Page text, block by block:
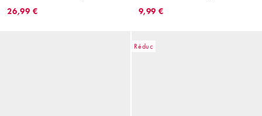
26,99 €
brassière intégrée à
9,99 €
Réduc